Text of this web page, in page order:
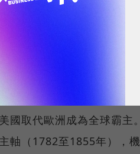
、冒險的年代，它創造
，並醞釀了第一次工業革
產業發展的史觀上，是屬
界大戰（1765至1918年
國取代歐洲成為全球霸主
軸（1782至1855年），